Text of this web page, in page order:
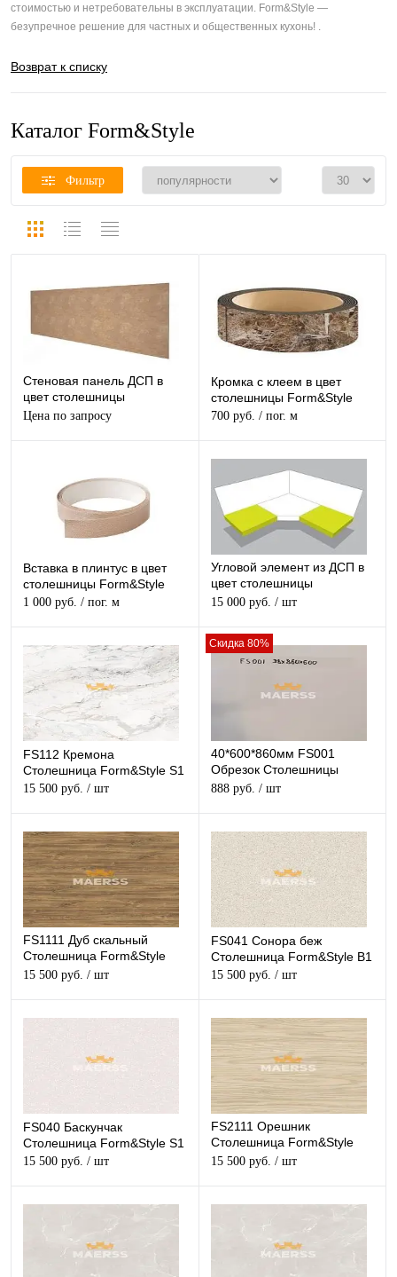
стоимостью и нетребовательны в эксплуатации. Form&Style —
безупречное решение для частных и общественных кухонь! .
Возврат к списку
Каталог Form&Style
Фильтр
Стеновая панель ДСП в
цвет столешницы
Form&Style
Цена по запросу
Кромка с клеем в цвет
столешницы Form&Style
700 руб. / пог. м
Вставка в плинтус в цвет
столешницы Form&Style
1 000 руб. / пог. м
Угловой элемент из ДСП в
цвет столешницы
Form&Style
15 000 руб. / шт
FS112 Кремона
Столешница Form&Style S1
15 500 руб. / шт
Скидка 80%
40*600*860мм FS001
Обрезок Столешницы
Белый Form&Style
888 руб. / шт
FS1111 Дуб скальный
Столешница Form&Style
W2
15 500 руб. / шт
FS041 Сонора беж
Столешница Form&Style B1
15 500 руб. / шт
FS040 Баскунчак
Столешница Form&Style S1
15 500 руб. / шт
FS2111 Орешник
Столешница Form&Style
W5
15 500 руб. / шт